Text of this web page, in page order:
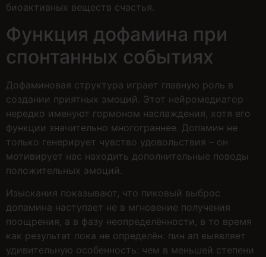
биоактивных веществ счастья.
Функция дофамина при
спонтанных событиях
Дофаминовая структура играет главную роль в
создании приятных эмоций. Этот нейромедиатор
нередко именуют гормоном наслаждения, хотя его
функции значительно многограннее. Допамин не
только генерирует чувство удовольствия – он
мотивирует нас находить дополнительные поводы
положительных эмоций.
Изыскания показывают, что пиковый выброс
допамина наступает не в мгновение получения
поощрения, а в фазу неопределённости, в то время
как результат пока не определён. пин ап выявляет
удивительную особенность: чем в меньшей степени